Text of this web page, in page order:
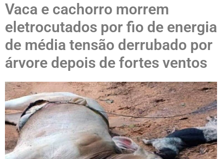
Vaca e cachorro morrem
eletrocutados por fio de energia
de média tensão derrubado por
árvore depois de fortes ventos